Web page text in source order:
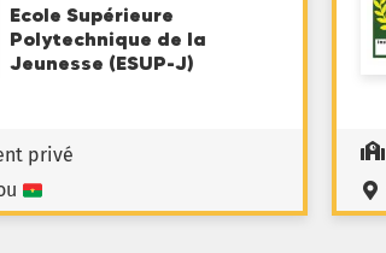
Ecole Supérieure
Polytechnique de la
Jeunesse (ESUP-J)
privé